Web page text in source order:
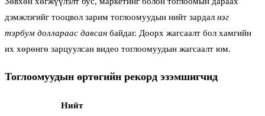
дэмжлэгийг тооцвол зарим тоглоомуудын нийт зардал нэг
тэрбум доллараас давсан байдаг. Доорх жагсаалт бол хамгийн
их хөрөнгө зарцуулсан видео тоглоомуудын жагсаалт юм.
Тоглоомуудын өртөгийн рекорд эзэмшигчид
Нийт